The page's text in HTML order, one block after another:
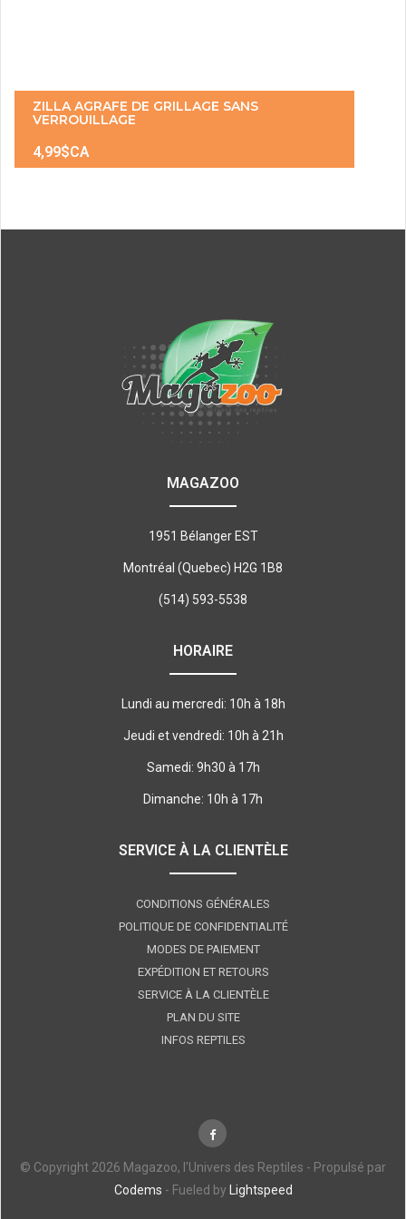
ZILLA AGRAFE DE GRILLAGE SANS
VERROUILLAGE
4,99$CA
MAGAZOO
1951 Bélanger EST
Montréal (Quebec) H2G 1B8
(514) 593-5538
HORAIRE
Lundi au mercredi: 10h à 18h
Jeudi et vendredi: 10h à 21h
Samedi: 9h30 à 17h
Dimanche: 10h à 17h
SERVICE À LA CLIENTÈLE
CONDITIONS GÉNÉRALES
POLITIQUE DE CONFIDENTIALITÉ
MODES DE PAIEMENT
EXPÉDITION ET RETOURS
SERVICE À LA CLIENTÈLE
PLAN DU SITE
INFOS REPTILES
© Copyright 2026 Magazoo, l'Univers des Reptiles - Propulsé par
Codems - Fueled by Lightspeed